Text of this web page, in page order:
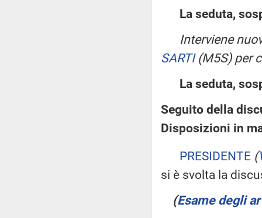
La seduta,
Interviene
SARTI(M5S) per
La seduta,
Seguito della
Disposizioni in
PRESIDENTE (
si è svolta la
(Esame degli